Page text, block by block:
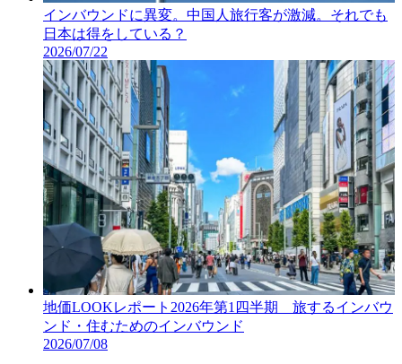
インバウンドに異変。中国人旅行客が激減。それでも
日本は得をしている？
2026/07/22
地価LOOKレポート2026年第1四半期 旅するインバウ
ンド・住むためのインバウンド
2026/07/08